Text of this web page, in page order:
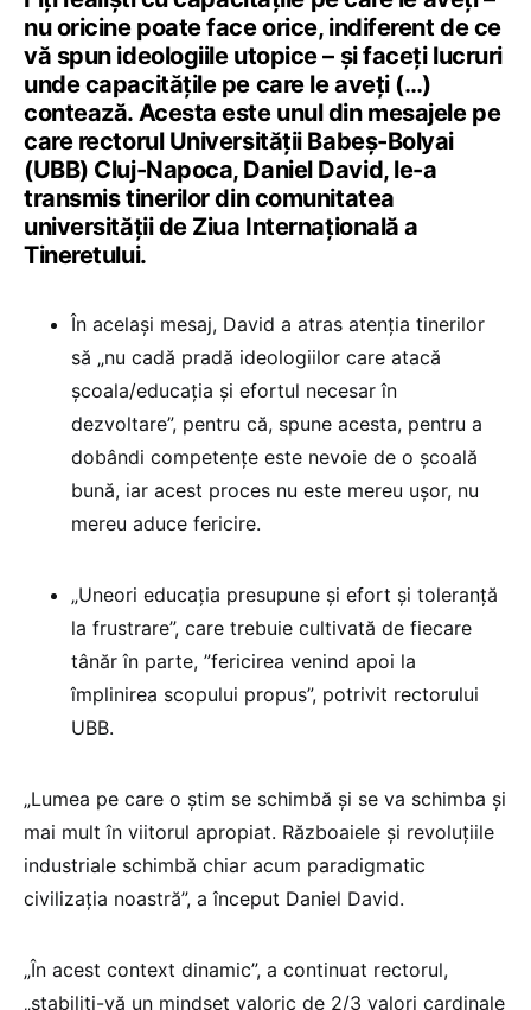
nu oricine poate face orice, indiferent de ce
vă spun ideologiile utopice – și faceți lucruri
unde capacitățile pe care le aveți (…)
contează. Acesta este unul din mesajele pe
care rectorul Universității Babeș-Bolyai
(UBB) Cluj-Napoca, Daniel David, le-a
transmis tinerilor din comunitatea
universității de Ziua Internațională a
Tineretului.
În același mesaj, David a atras atenția tinerilor
să „nu cadă pradă ideologiilor care atacă
școala/educația și efortul necesar în
dezvoltare”, pentru că, spune acesta, pentru a
dobândi competențe este nevoie de o școală
bună, iar acest proces nu este mereu ușor, nu
mereu aduce fericire.
„Uneori educația presupune și efort și toleranță
la frustrare”, care trebuie cultivată de fiecare
tânăr în parte, ”fericirea venind apoi la
împlinirea scopului propus”, potrivit rectorului
UBB.
„Lumea pe care o știm se schimbă și se va schimba și
mai mult în viitorul apropiat. Războaiele și revoluțiile
industriale schimbă chiar acum paradigmatic
civilizația noastră”, a început Daniel David.
„În acest context dinamic”, a continuat rectorul,
„stabiliți-vă un mindset valoric de 2/3 valori cardinale